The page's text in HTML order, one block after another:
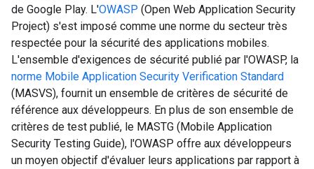
de Google Play. L'OWASP (Open Web Application Security
Project) s'est imposé comme une norme du secteur très
respectée pour la sécurité des applications mobiles.
L'ensemble d'exigences de sécurité publié par l'OWASP, la
norme Mobile Application Security Verification Standard
(MASVS), fournit un ensemble de critères de sécurité de
référence aux développeurs. En plus de son ensemble de
critères de test publié, le MASTG (Mobile Application
Security Testing Guide), l'OWASP offre aux développeurs
un moyen objectif d'évaluer leurs applications par rapport à